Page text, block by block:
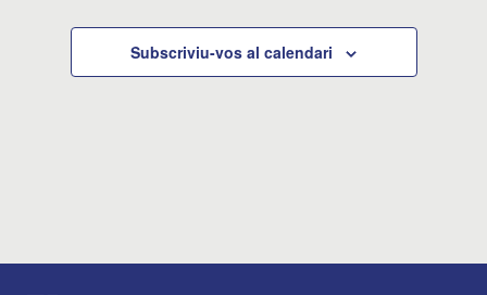
Subscriviu-vos al calendari